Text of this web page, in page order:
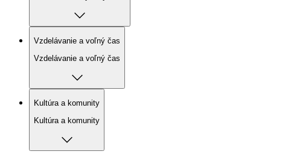
Vzdelávanie a voľný čas
Vzdelávanie a voľný čas
Kultúra a komunity
Kultúra a komunity